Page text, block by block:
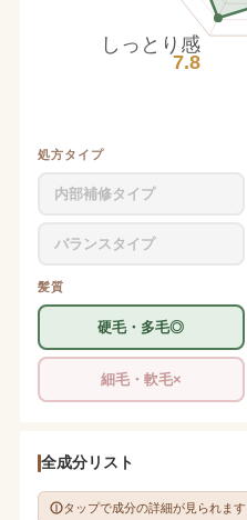
しっとり感
7.8
処方タイプ
内部補修タイプ
バランスタイプ
髪質
硬毛・多毛◎
細毛・軟毛×
全成分リスト
タップで成分の詳細が見られます